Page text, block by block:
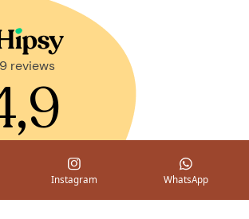
Instagram WhatsApp